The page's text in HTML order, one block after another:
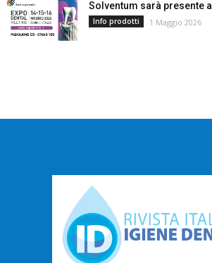
Solventum sarà presente
Info prodotti 1 Maggio 2026